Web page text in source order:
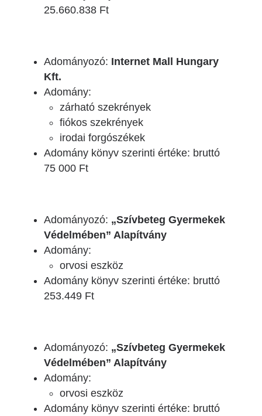
25.660.838 Ft
Adományozó: Internet Mall Hungary
Kft.
Adomány:
zárható szekrények
fiókos szekrények
irodai forgószékek
Adomány könyv szerinti értéke: bruttó
75 000 Ft
Adományozó: „Szívbeteg Gyermekek
Védelmében” Alapítvány
Adomány:
orvosi eszköz
Adomány könyv szerinti értéke: bruttó
253.449 Ft
Adományozó: „Szívbeteg Gyermekek
Védelmében” Alapítvány
Adomány:
orvosi eszköz
Adomány könyv szerinti értéke: bruttó